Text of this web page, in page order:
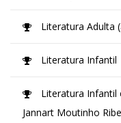
Literatura Adulta
Literatura Infantil
Literatura Infantil
Jannart Moutinho